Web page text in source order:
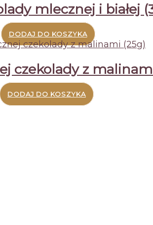
mlecznej i białej
DODAJ DO KOSZYKA
czekolady z
DODAJ DO KOSZYKA